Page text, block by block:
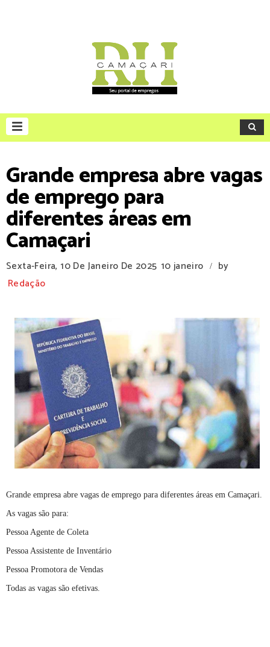
Grande empresa abre vagas
de emprego para
diferentes áreas em
Camaçari
Sexta-Feira, 10 De Janeiro De 2025 10 janeiro /
by
Redação
Grande empresa abre vagas de emprego para diferentes áreas em Camaçari.
As vagas são para:
Pessoa Agente de Coleta
Pessoa Assistente de Inventário
Pessoa Promotora de Vendas
Todas as vagas são efetivas.